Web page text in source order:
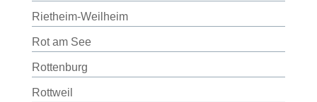
Rietheim-Weilheim
Rot am See
Rottenburg
Rottweil